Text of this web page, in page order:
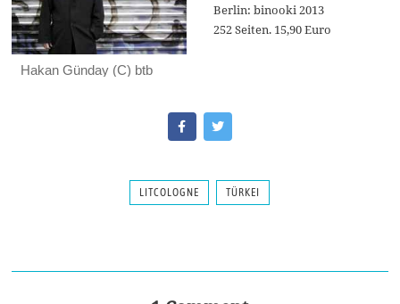
Hakan Günday (C) btb
Berlin: binooki 2013
252 Seiten. 15,90 Euro
LITCOLOGNE TÜRKEI